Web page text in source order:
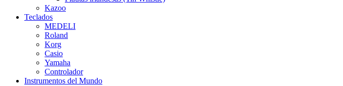
Kazoo
Teclados
MEDELI
Roland
Korg
Casio
Yamaha
Controlador
Instrumentos del Mundo